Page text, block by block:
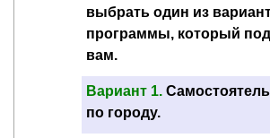
выбрать один из
программы, который
вам.
Вариант 1.
по городу.